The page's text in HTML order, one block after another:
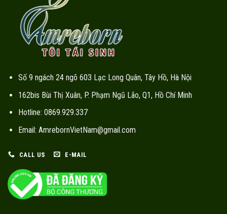
Số 9 ngách 24 ngõ 603 Lạc Long Quân, Tây Hồ, Hà Nội
162bis Bùi Thị Xuân, P. Phạm Ngũ Lão, Q1, Hồ Chí Minh
Hotline: 0869.929.337
Email: AmrebornVietNam@gmail.com
CALL US E-MAIL